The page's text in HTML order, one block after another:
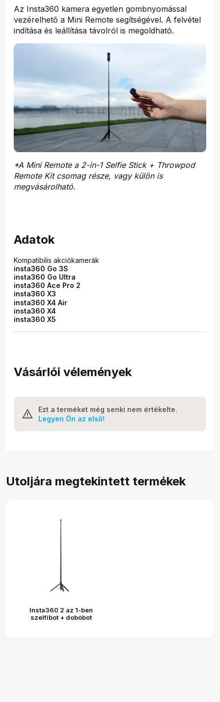
Az Insta360 kamera egyetlen gombnyomással
vezérelhető a Mini Remote segítségével. A felvétel
indítása és leállítása távolról is megoldható.
*A Mini Remote a 2-in-1 Selfie Stick + Throwpod
Remote Kit csomag része, vagy külön is
megvásárolható.
Adatok
Kompatibilis akciókamerák
insta360 Go 3S
insta360 Go Ultra
insta360 Ace Pro 2
insta360 X3
insta360 X4 Air
insta360 X4
insta360 X5
Vásárlói vélemények
Ezt a terméket még senki nem értékelte.
Legyen Ön az első!
Utoljára megtekintett termékek
Insta360 2 az 1-ben
szelfibot + dobóbot